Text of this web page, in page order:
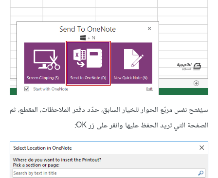
سيُفتح نفس مربّع الحوار للخيار السابق، حدّد دفتر الملاحظات، المقطع، ثم
الصفحة التي تريد الحفظ عليها وانقر على زر OK: